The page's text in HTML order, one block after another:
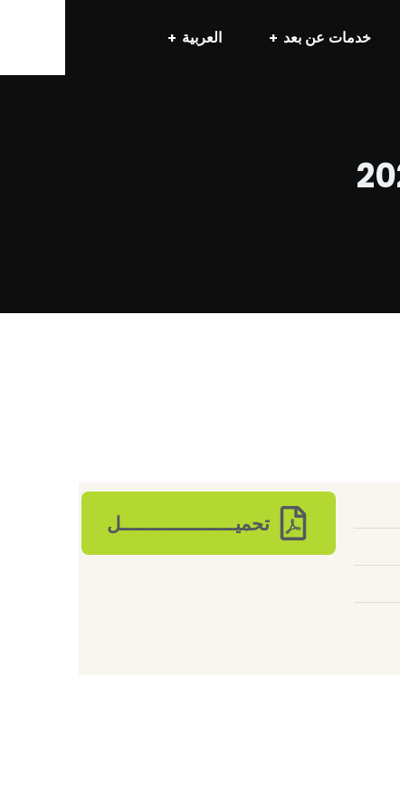
خدمات عن بعد العربية
تحميـــــــــــــــــــــل